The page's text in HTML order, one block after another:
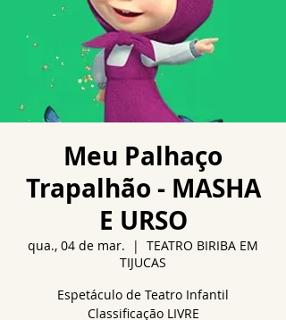
Meu Palhaço
Trapalhão - MASHA
E URSO
qua., 04 de mar.
  |
TEATRO BIRIBA EM
TIJUCAS
Espetáculo de Teatro Infantil